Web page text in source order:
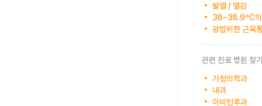
발열 / 열감
38~38.9ºC의
광범위한 근육
관련 진료 병원 찾
가정의학과
내과
이비인후과